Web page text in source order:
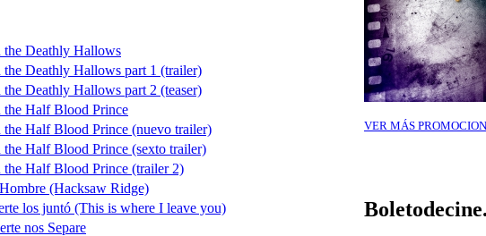
the Deathly Hallows
the Deathly Hallows part 1 (trailer)
Deathly Hallows part 2 (teaser)
the Half Blood Prince
the Half Blood Prince (nuevo trailer)
the Half Blood Prince (sexto trailer)
the Half Blood Prince (trailer 2)
(Hacksaw Ridge)
los juntó (This is where I leave you)
nos Separe
VER MÁS